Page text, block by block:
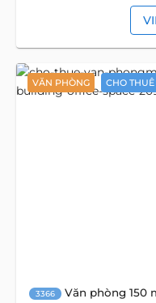
VĂN PHÒNG CHO THUÊ
3366 Văn phòng 150